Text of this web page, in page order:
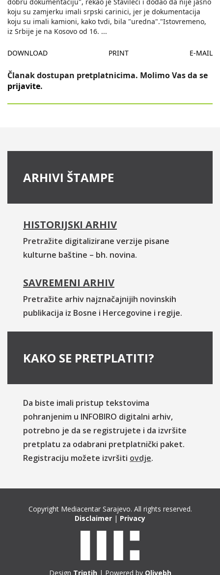
dobru dokumentaciju", rekao je Stavileci i dodao da nije jasno
koju su zamjerku imali srpski carinici, jer je dokumentacija
koju su imali kamioni, kako tvdi, bila "uredna"."Istovremeno,
iz Srbije je na Kosovo od 16. ...
DOWNLOAD PRINT E-MAIL
Članak dostupan pretplatnicima. Molimo Vas da se
prijavite.
ARHIVI ŠTAMPE
HISTORIJSKI ARHIV
Pretražite digitalizirane verzije pisane
kulturne baštine – bh. novina.
SAVREMENI ARHIV
Pretražite arhiv najznačajnijih novinskih
publikacija iz Bosne i Hercegovine i regije.
KAKO SE PRETPLATITI?
Da biste imali pristup tekstovima
pohranjenim u INFOBIRO digitalni arhiv,
potrebno je da se registrujete i da izvršite
pretplatu za odabrani pretplatnički paket.
Registraciju možete izvršiti ovdje.
Copyright Mediacentar Sarajevo. All rights reserved.
Disclaimer | Privacy
Design Triptih| Powered by Olivebh